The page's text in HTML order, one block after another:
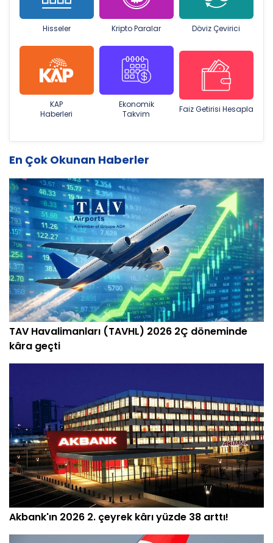
Hisseler Kripto Paralar Döviz Çevirici
KAP
Haberleri
Ekonomik
Takvim
Faiz Getirisi Hesapla
En Çok Okunan Haberler
TAV Havalimanları (TAVHL) 2026 2Ç döneminde
kâra geçti
Akbank'ın 2026 2. çeyrek kârı yüzde 38 arttı!